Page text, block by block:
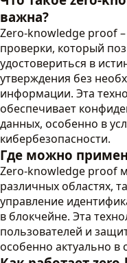
важна?
Zero-knowledge proof
проверки, который
удостовериться в
утверждения без
информации. Эта
обеспечивает
данных, особенно в
кибербезопасности.
Где можно
Zero-knowledge proof
различных областях,
управление
в блокчейне. Эта
пользователей и
особенно актуально